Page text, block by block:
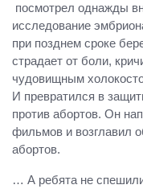
посмотрел однажды
исследование
при позднем сроке
страдает от боли,
чудовищным
И превратился в
против абортов. Он
фильмов и возглавил
абортов.
… А ребята не